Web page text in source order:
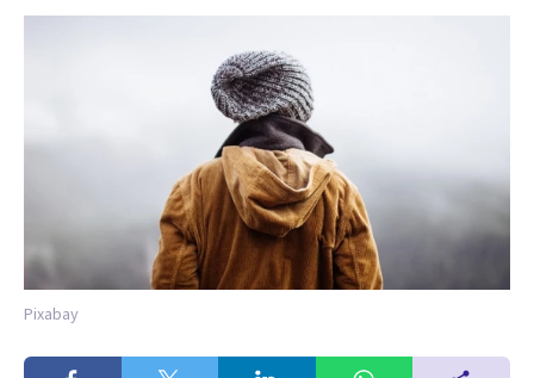
Pixabay